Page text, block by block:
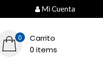
Mi Cuenta
0
Carrito
0 items